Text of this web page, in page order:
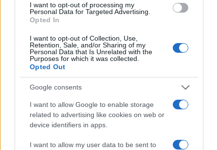
I want to opt-out of processing my
Personal Data for Targeted Advertising.
Opted In
I want to opt-out of Collection, Use,
Retention, Sale, and/or Sharing of my
Personal Data that Is Unrelated with the
Purposes for which it was collected.
Opted Out
Google consents
I want to allow Google to enable storage
related to advertising like cookies on web or
device identifiers in apps.
I want to allow my user data to be sent to
baja de maternidad
La FIFA anunció que las futbolistas profesionales recibirán…